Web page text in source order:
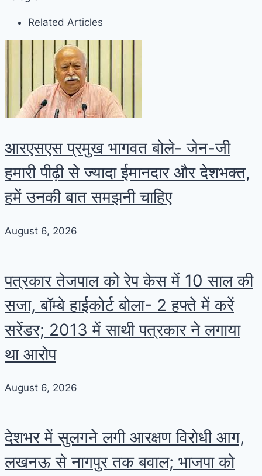
Related Articles
आरएसएस प्रमुख भागवत बोले- जेन-जी
हमारी पीढ़ी से ज्यादा ईमानदार और देशभक्त,
हमें उनकी बात समझनी चाहिए
August 6, 2026
पत्रकार तेजपाल को रेप केस में 10 साल की
सजा, बॉम्बे हाईकोर्ट बोला- 2 हफ्ते में करें
सरेंडर; 2013 में साथी पत्रकार ने लगाया
था आरोप
August 6, 2026
देशभर में सुलगने लगी आरक्षण विरोधी आग,
लखनऊ से नागपुर तक बवाल; भाजपा को